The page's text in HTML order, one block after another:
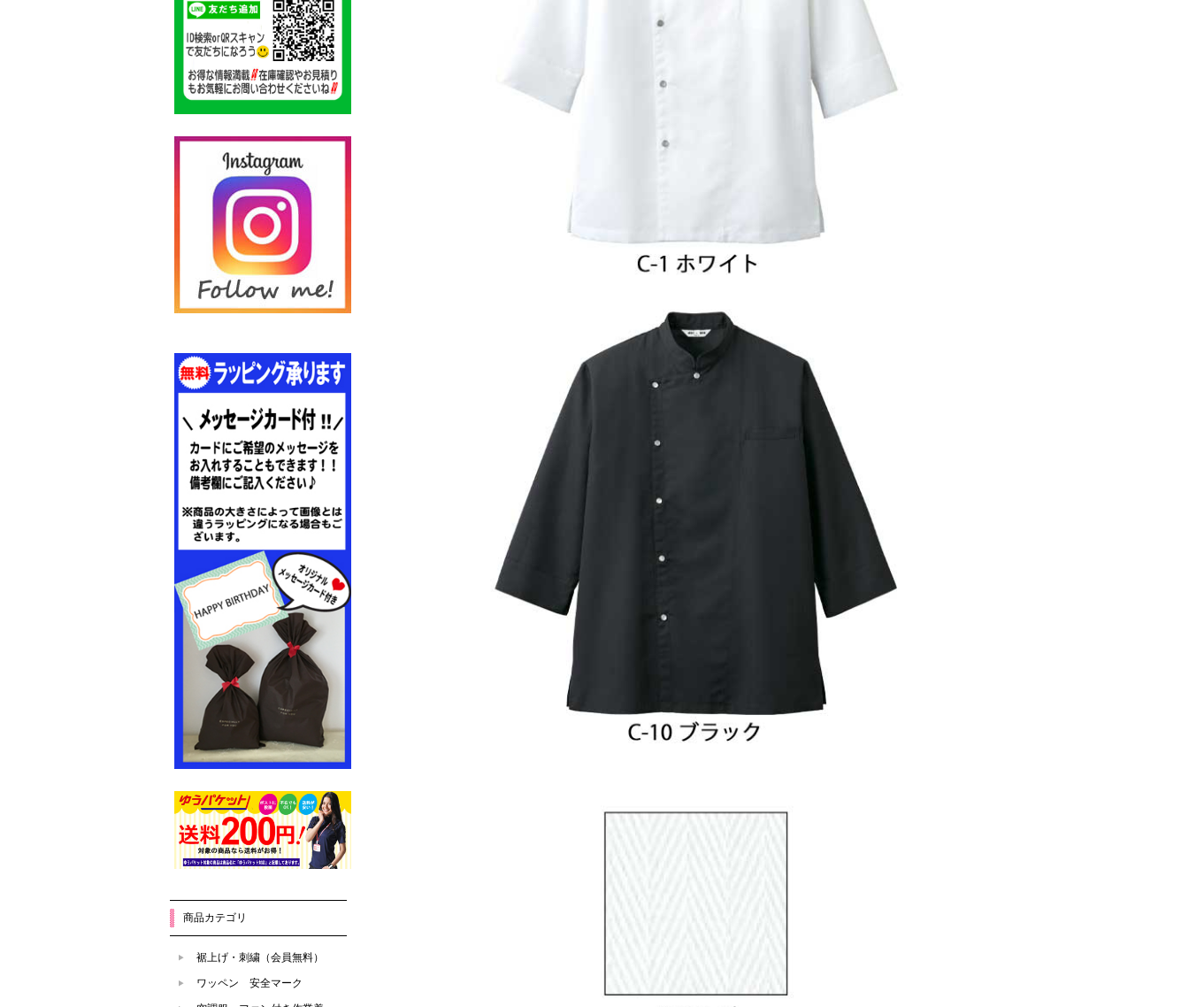
商品カテゴリ
裾上げ・刺繍（会員無料）
ワッペン 安全マーク